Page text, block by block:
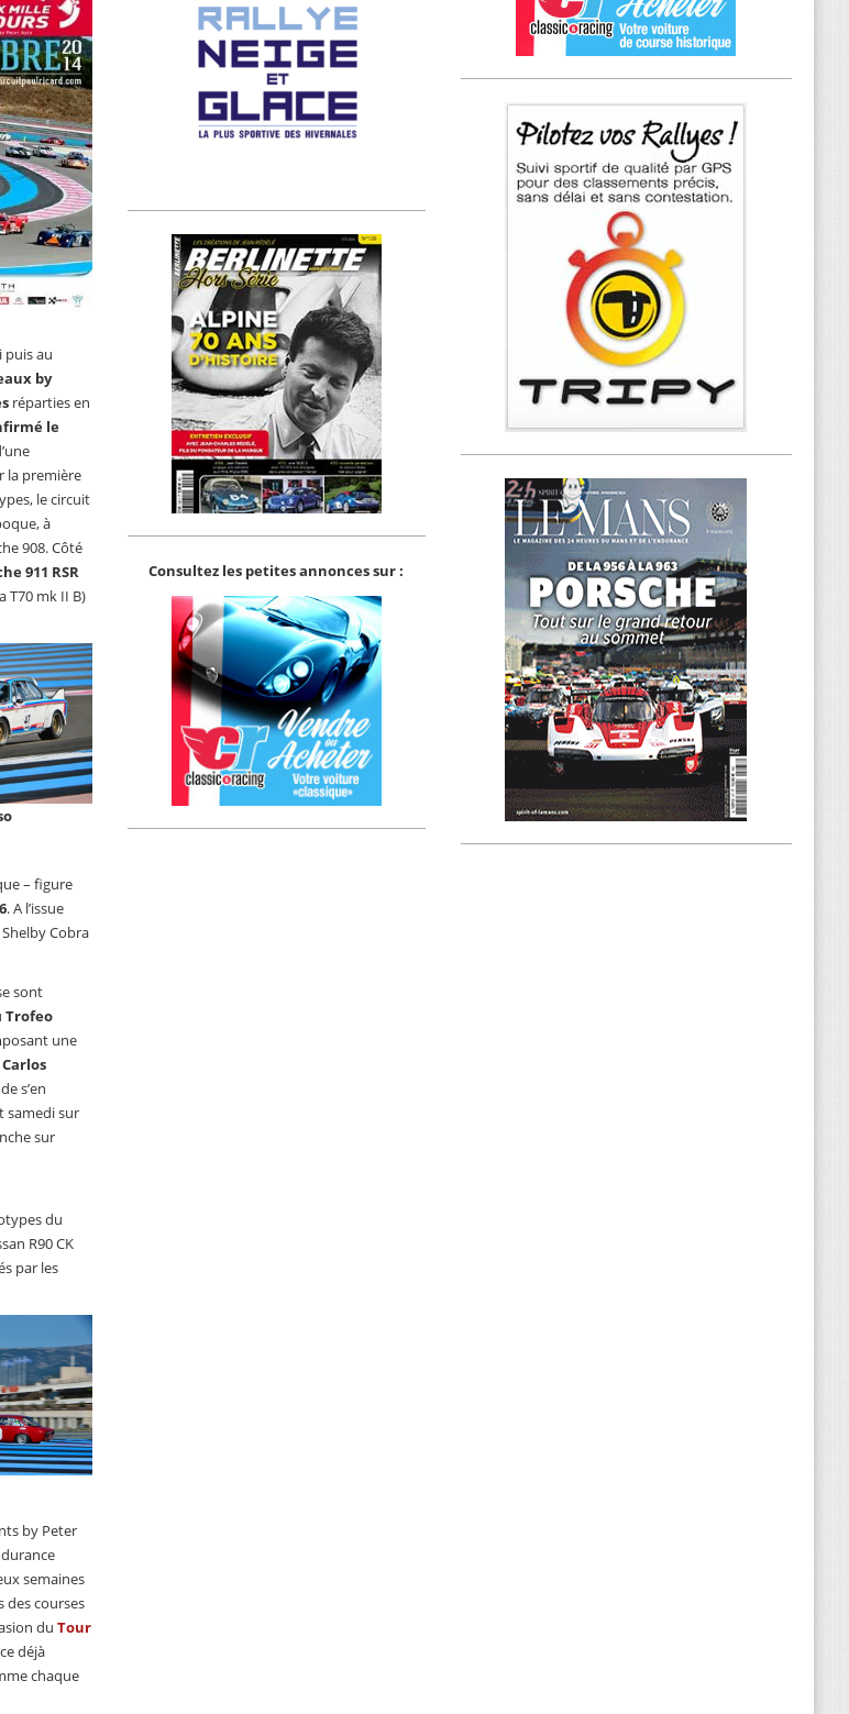
puis au
by
réparties en
le
la première
le circuit
à
908. Côté
911 RSR
T70 mk II B)
– figure
. A l’issue
Cobra
sont
Trofeo
une
Carlos
de s’en
samedi sur
sur
du
R90 CK
par les
by Peter
semaines
des courses
du Tour
déjà
chaque
Consultez les petites annonces sur :